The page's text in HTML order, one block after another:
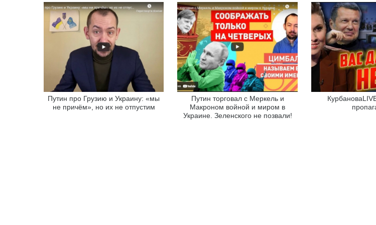
Путин про Грузию и Украину: «мы
не причём», но их не отпустим
Путин торговал с Меркель и
Макроном войной и миром в
Украине. Зеленского не позвали!